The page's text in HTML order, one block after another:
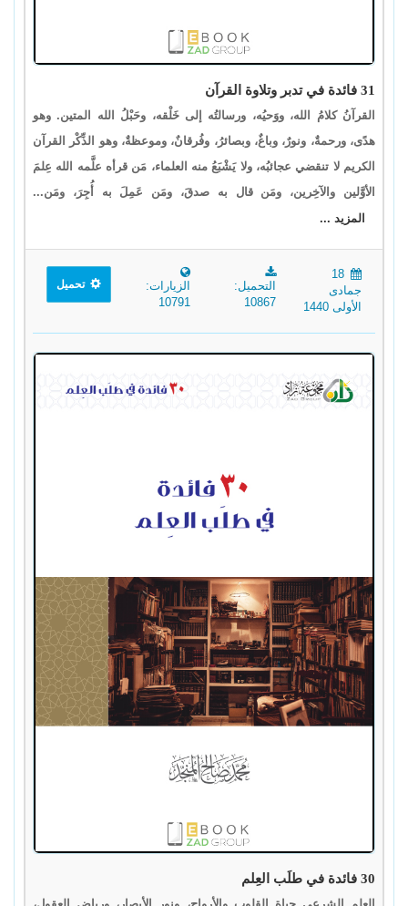
31 فائدة في تدبر وتلاوة القرآن
القرآنُ كلامُ الله، ووَحيُه، ورسالتُه إلى خَلْقه، وحَبْلُ الله المتين. وهو
هدًى، ورحمةٌ، ونورٌ، وباغٌ، وبصائرُ، وفُرقانٌ، وموعظةٌ، وهو الذِّكْر القرآن
الكريم لا تنقضي عجائبُه، ولا يَشْبَعُ منه العلماء، مَن قرأه علَّمه الله عِلمَ
الأوَّلين والآخِرين، ومَن قال به صدقَ، ومَن عَمِلَ به أُجِرَ، ومَن...
المزيد ...
18
جمادى
الأولى 1440
التحميل:
10867
الزيارات:
10791
تحميل
30 فائدة في طلَب العِلم